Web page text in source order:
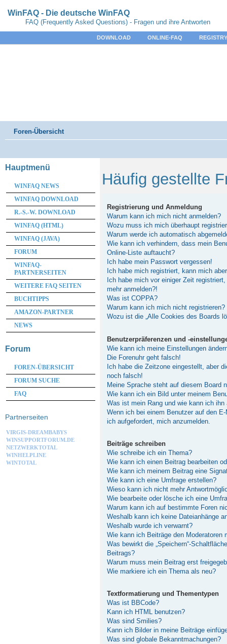
WinFAQ - Die deutsche WinFAQ
FAQ (Frequently Asked Questions) - Fragen und ihre Antworten
DOWNLOAD ONLINE-FAQ
Foren-Übersicht
Häufig gestellte
Registrierung und Anmeldung
Warum kann ich mich nicht anmelden?
Wozu muss ich mich überhaupt
Warum werde ich automatisch
Wie kann ich verhindern, dass mein
Online-Liste auftaucht?
Ich habe mein Passwort vergessen!
Ich habe mich registriert, kann mich
Ich habe mich vor einiger Zeit
mehr anmelden?!
Was ist COPPA?
Warum kann ich mich nicht registrieren?
Wozu ist die „Alle Cookies des Boards
Benutzerpräferenzen und -
Wie kann ich meine Einstellungen
Die Forenuhr geht falsch!
Ich habe die Zeitzone eingestellt, aber
noch falsch!
Meine Sprache steht auf diesem Board
Wie kann ich ein Bild unter meinem
Was ist mein Rang und wie kann ich ihn
Wenn ich bei einem Benutzer auf den
ich aufgefordert, mich anzumelden.
Beiträge schreiben
Wie schreibe ich ein Thema?
Wie kann ich einen Beitrag bearbeiten
Wie kann ich meinem Beitrag eine
Wie kann ich eine Umfrage erstellen?
Wieso kann ich nicht mehr
Wie bearbeite oder lösche ich eine
Warum kann ich auf bestimmte Foren
Weshalb kann ich keine Dateianhänge
Weshalb wurde ich verwarnt?
Wie kann ich Beiträge den Moderatoren
Was bewirkt die „Speichern“-
Beitrags?
Warum muss mein Beitrag erst
Wie markiere ich ein Thema als neu?
Textformatierung und Thementypen
Was ist BBCode?
Kann ich HTML benutzen?
Was sind Smilies?
Kann ich Bilder in meine Beiträge
Was sind globale Bekanntmachungen?
Hauptmenü
WINFAQ NEWS
WINFAQ DOWNLOAD
R.-S.-W. DOWNLOAD
WINFAQ (HTML)
WINFAQ (JAVA)
FORUM
WINFAQ-
PARTNERSEITEN
WEITERE FAQ SEITEN
BUCHTIPPS
AMAZON-PARTNER
NEWS
Forum
FOREN-ÜBERSICHT
FORUM SUCHE
FAQ
Partnerseiten
VIRGIS-DREAMBABYS
WINSUPPORTFORUM.DE
NETZWERKTOTAL
WINHELPLINE
WINTOTAL